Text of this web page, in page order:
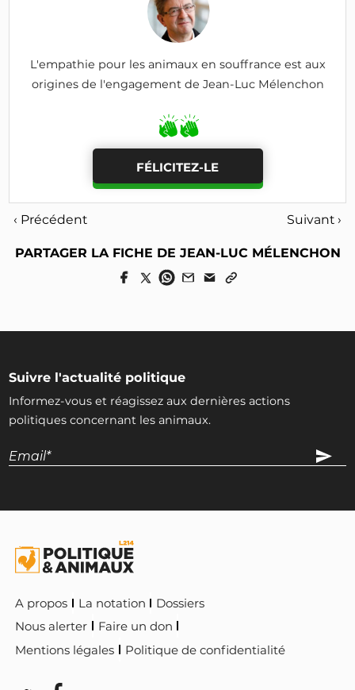
L'empathie pour les animaux en souffrance est aux
origines de l'engagement de Jean-Luc Mélenchon
FÉLICITEZ-LE
‹ Précédent Suivant ›
PARTAGER LA FICHE DE JEAN-LUC MÉLENCHON
Suivre l'actualité politique
Informez-vous et réagissez aux dernières actions
politiques concernant les animaux.
A propos La notation
Dossiers
Nous alerter
Faire un don
Mentions légales
Politique de confidentialité